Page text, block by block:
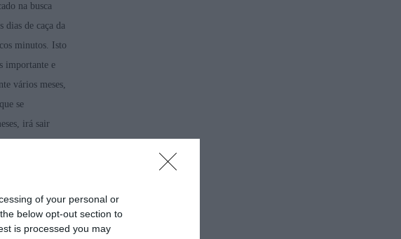
of your personal or
below opt-out section to
is processed you may
na busca
dias de caça da
minutos. Isto
importante e
vários meses,
se
irá sair
apanhá-la,
exercita, que
sairá
uma busca